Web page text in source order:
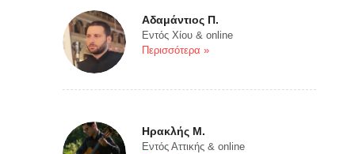
Αδαμάντιος Π.
Εντός Χίου & online
Περισσότερα »
Ηρακλής Μ.
Εντός Αττικής & online